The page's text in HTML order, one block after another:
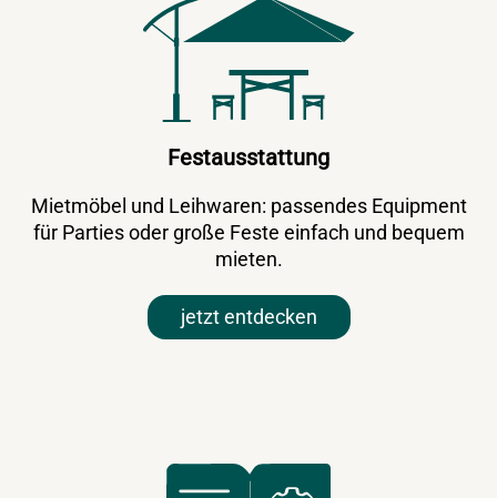
Festausstattung
Mietmöbel und Leihwaren: passendes Equipment
für Parties oder große Feste einfach und bequem
mieten.
jetzt entdecken